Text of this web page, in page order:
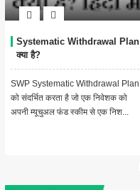
Systematic Withdrawal Plan
क्या है?
SWP Systematic Withdrawal Plan
को संदर्भित करता है जो एक निवेशक को
अपनी म्यूचुअल फंड स्कीम से एक निश...